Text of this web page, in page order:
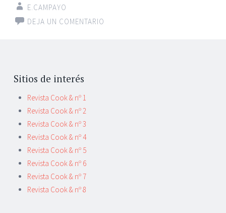
E.CAMPAYO
DEJA UN COMENTARIO
Ir
las
entradas
Sitios de interés
Revista Cook & nº 1
Revista Cook & nº 2
Revista Cook & nº 3
Revista Cook & nº 4
Revista Cook & nº 5
Revista Cook & nº 6
Revista Cook & nº 7
Revista Cook & nº 8